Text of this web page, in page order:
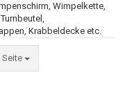
Wimpelkette,
Krabbeldecke etc.
Seite